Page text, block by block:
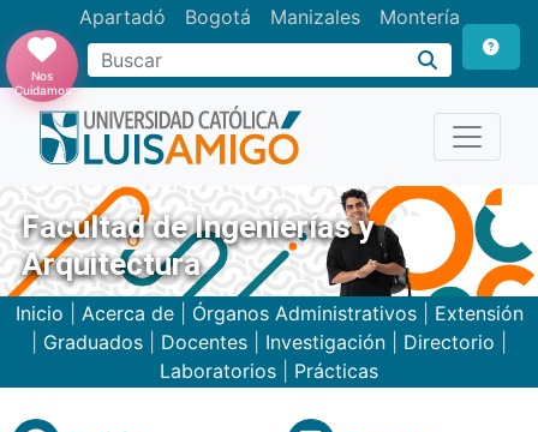
Apartadó Bogotá Manizales Montería
Buscar
Nos
Cuidamos
Facultad de Ingenierías y
Arquitectura
Inicio Acerca de| Órganos Administrativos| Extensión
Graduados Docentes Investigación Directorio
Laboratorios
Prácticas